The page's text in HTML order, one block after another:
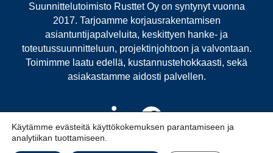
Suunnittelutoimisto Rusttet Oy on syntynyt vuonna
2017. Tarjoamme korjausrakentamisen
asiantuntijapalveluita, keskittyen hanke- ja
toteutussuunnitteluun, projektinjohtoon ja valvontaan.
Toimimme laatu edellä, kustannustehokkaasti, sekä
asiakastamme aidosti palvellen.
Käytämme evästeitä käyttökokemuksen parantamiseen ja
analytiikan tuottamiseen.